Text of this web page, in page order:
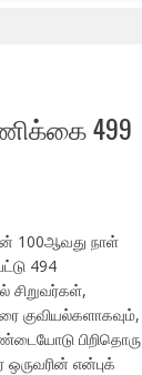
499
100ஆவது நாள்
494
சிறுவர்கள்,
குவியல்களாகவும்,
பிறிதொரு
என்புக்